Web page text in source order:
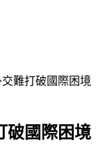
難打破國際困境
破國際困境